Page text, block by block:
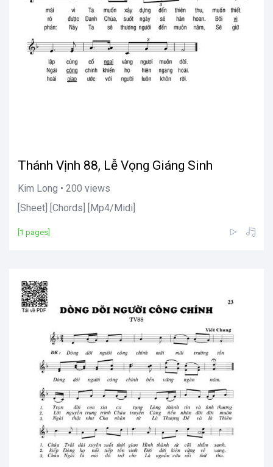
Thánh Vịnh 88, Lễ Vọng Giáng Sinh
Kim Long • 200 views
[Sheet] [Chords] [Mp4/Midi]
[1 pages]